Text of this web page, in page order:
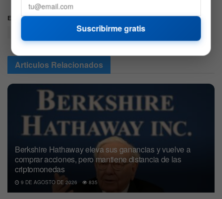
Etiquetas: Aeronautica BrentCrude
JPMorgan
LTM
Articulos Relacionados
Berkshire Hathaway eleva sus ganancias y vuelve a
comprar acciones, pero mantiene distancia de las
criptomonedas
9 DE AGOSTO DE 2026 835
Suscribirme gratis